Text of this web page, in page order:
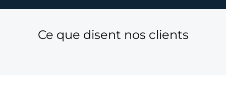
Ce que disent nos clients